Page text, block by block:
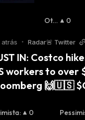
Oti
A:
0
atrás • Radar🚨 Twitter
IN: Costco
workers to over
🙌🇺🇸
: 0